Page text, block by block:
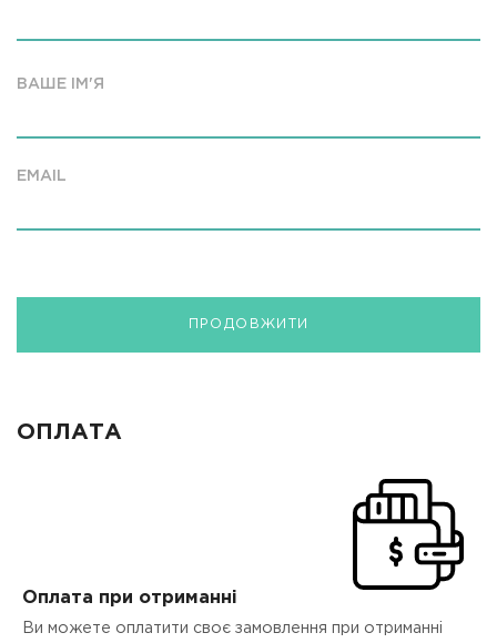
ВАШЕ ІМ'Я
EMAIL
ПРОДОВЖИТИ
ОПЛАТА
Оплата при отриманні
Ви можете оплатити своє замовлення при отриманні